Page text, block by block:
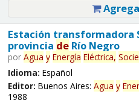
Estación transformadora
provincia deRío Negro
por Agua y Energía Eléctrica,
Idioma: Español
Editor: Buenos Aires: Agua y
1988